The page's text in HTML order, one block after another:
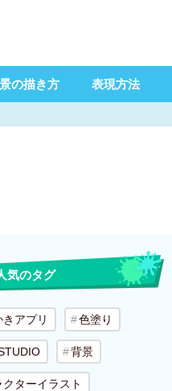
の描き方 表現方法
気のタグ
アプリ 色塗り
背景
ターイラスト